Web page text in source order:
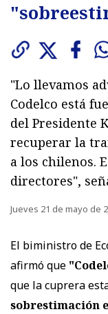
"Lo llevamos
Codelco está
del Presidente
recuperar la
a los chilenos.
directores",
Jueves 21 de mayo de
El biministro de
afirmó que
que la cuprera
sobrestimación